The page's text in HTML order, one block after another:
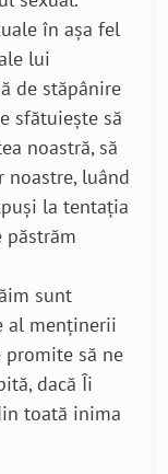
în așa fel
lui
de stăpânire
sfătuiește să
noastră, să
noastre, luând
la tentația
păstrăm
sunt
al menținerii
promite să ne
dacă Îi
toată inima